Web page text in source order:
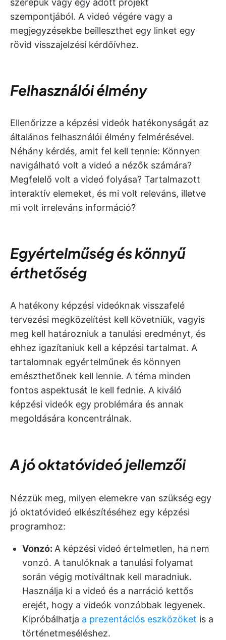
szerepük vagy egy adott projekt
szempontjából. A videó végére vagy a
megjegyzésekbe beilleszthet egy linket egy
rövid visszajelzési kérdőívhez.
Felhasználói élmény
Ellenőrizze a képzési videók hatékonyságát az
általános felhasználói élmény felmérésével.
Néhány kérdés, amit fel kell tennie: Könnyen
navigálható volt a videó a nézők számára?
Megfelelő volt a videó folyása? Tartalmazott
interaktív elemeket, és mi volt releváns, illetve
mi volt irreleváns információ?
Egyértelműség és könnyű
érthetőség
A hatékony képzési videóknak visszafelé
tervezési megközelítést kell követniük, vagyis
meg kell határozniuk a tanulási eredményt, és
ehhez igazítaniuk kell a képzési tartalmat. A
tartalomnak egyértelműnek és könnyen
emészthetőnek kell lennie. A téma minden
fontos aspektusát le kell fednie. A kiváló
képzési videók egy problémára és annak
megoldására koncentrálnak.
A jó oktatóvideó jellemzői
Nézzük meg, milyen elemekre van szükség egy
jó oktatóvideó elkészítéséhez egy képzési
programhoz:
Vonzó: A képzési videó értelmetlen, ha nem
vonzó. A tanulóknak a tanulási folyamat
során végig motiváltnak kell maradniuk.
Használja ki a videó és a narráció kettős
erejét, hogy a videók vonzóbbak legyenek.
Kipróbálhatja a prezentációs eszközöket is a
történetmeséléshez.